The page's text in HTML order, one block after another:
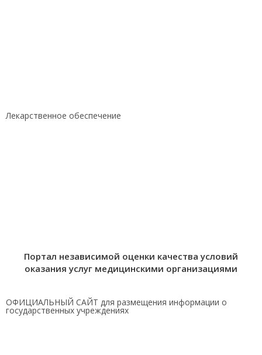
Лекарственное обеспечение
Портал независимой оценки качества условий
оказания услуг медицинскими организациями
ОФИЦИАЛЬНЫЙ САЙТ для размещения информации о
государственных учреждениях